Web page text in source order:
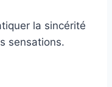
la sincérité
sensations.